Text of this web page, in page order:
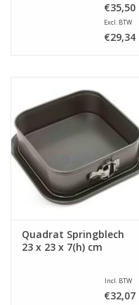
€35,50
Excl. BTW
€29,34
Quadrat Springblech
23 x 23 x 7(h) cm
Incl. BTW
€32,07